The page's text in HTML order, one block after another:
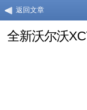
返回文章
全新沃尔沃